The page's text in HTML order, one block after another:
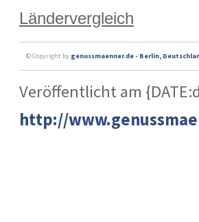
Ländervergleich
© Copyright by genussmaenner.de - Berlin,
Veröffentlicht am
http://